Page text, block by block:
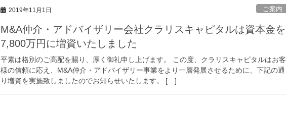
2019年11月1日 ご案内
M&A仲介・アドバイザリー会社クラリスキャピタルは資本金を
7,800万円に増資いたしました
平素は格別のご高配を賜り、厚く御礼申し上げます。 この度、クラリスキャピタルはお客
様の信頼に応え、M&A仲介・アドバイザリー事業をより一層発展させるために、下記の通
り増資を実施致しましたのでお知らせいたします。 […]